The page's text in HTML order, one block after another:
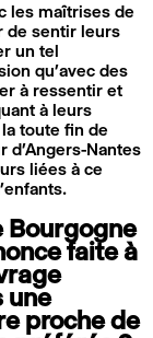
les maîtrises de
de sentir leurs
un tel
qu’avec des
à ressentir et
à leurs
toute fin de
Nantes
liées à ce
Bourgogne
faite à
une
proche de